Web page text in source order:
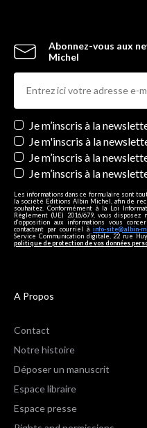
Abonnez-vous aux
Michel
Newsletters
Je m’inscris à la
Je m'inscris à la
Je m’inscris à la
Je m’inscris à la
Les informations dans ce formulaire sont
la société Editions Albin Michel, afin de
souhaitez. Conformément à la Loi
Règlement (UE) 2016/679, vous
d’opposition aux informations vous
contactant par courriel à info-site@albin-
Service Communication digitale, 22 rue
politique de protection de vos données
A Propos
Contact
Notre histoire
Déposer un manuscrit
Espace libraire
Espace presse